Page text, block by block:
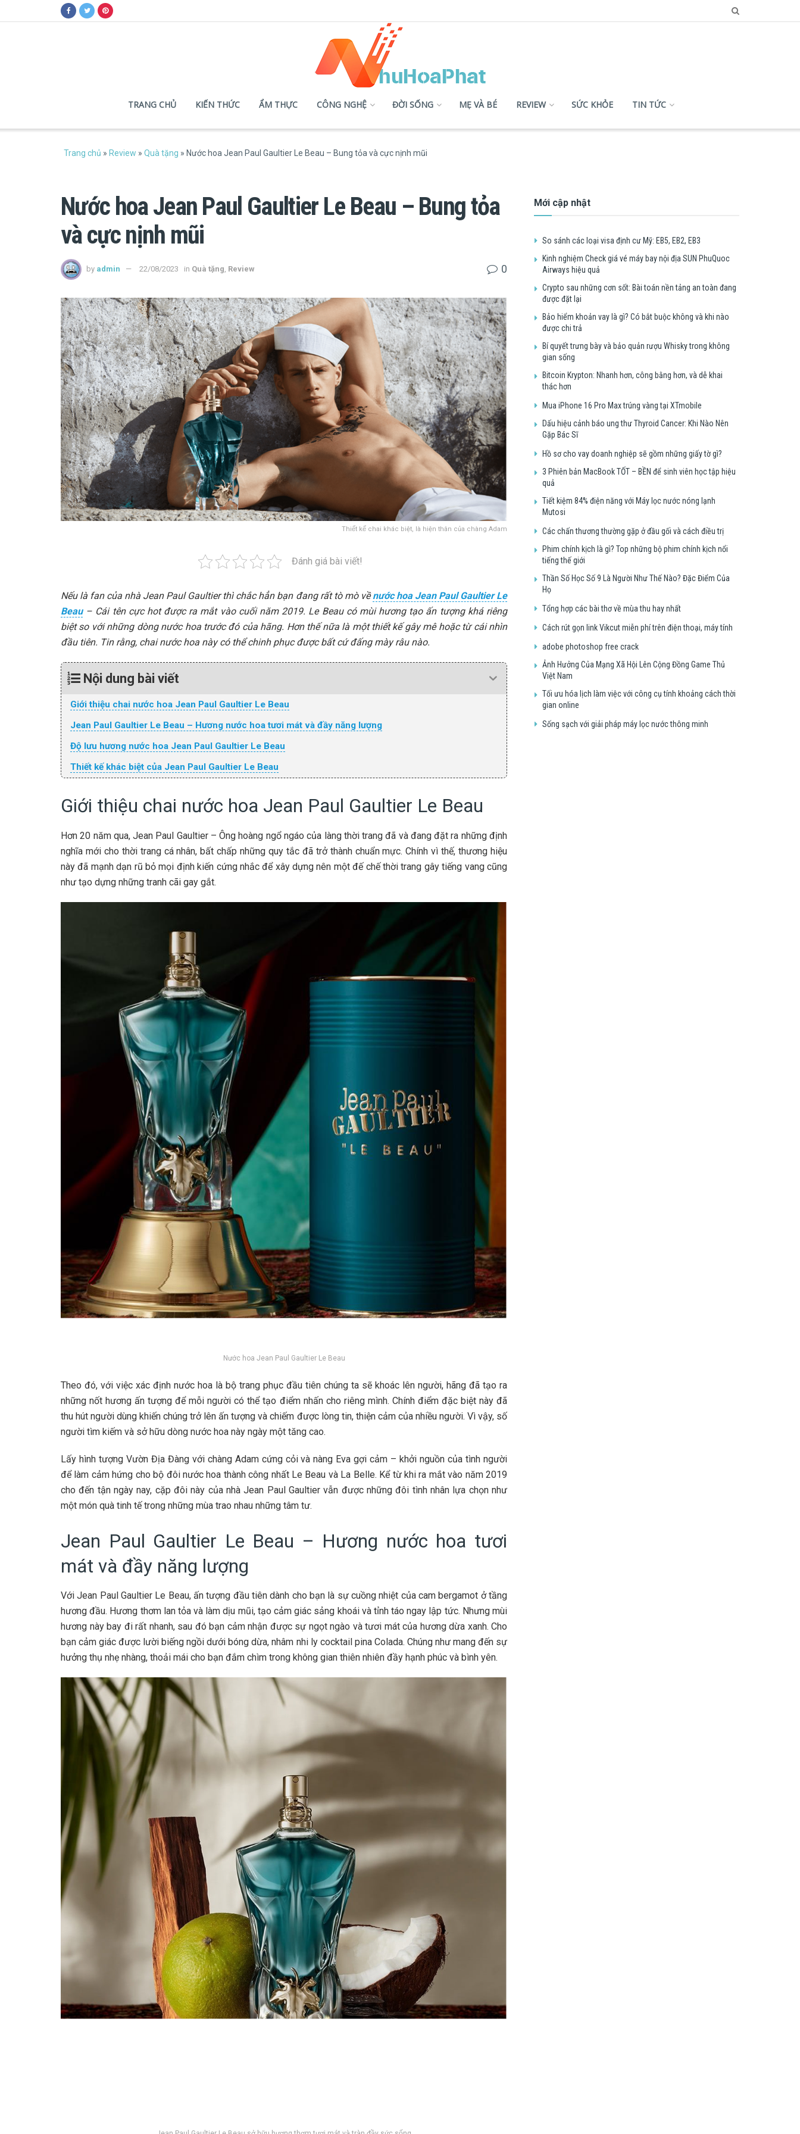
TRANG CHỦ KIẾN THỨC ẨM THỰC CÔNG NGHỆ ĐỜI SỐNG MẸ VÀ BÉ REVIEW SỨC KHỎE TIN TỨC
Trang chủ » Review » Quà tặng » Nước hoa Jean Paul Gaultier Le Beau – Bung tỏa và cực nịnh mũi
Nước hoa Jean Paul Gaultier Le Beau – Bung tỏa
và cực nịnh mũi
by admin 22/08/2023 in Quà tặng, Review 0
Thiết kế chai khác biệt, là hiện thân của chàng Adam
Đánh giá bài viết!
Nếu là fan của nhà Jean Paul Gaultier thì chắc hẳn bạn đang rất tò mò vềnước hoa Jean Paul Gaultier Le
Beau– Cái tên cực hot được ra mắt vào cuối năm 2019. Le Beau có mùi hương tạo ấn tượng khá riêng
biệt so với những dòng nước hoa trước đó của hãng. Hơn thế nữa là một thiết kế gây mê hoặc từ cái nhìn
đầu tiên. Tin rằng, chai nước hoa này có thể chinh phục được bất cứ đấng mày râu nào.
Nội dung bài viết
Giới thiệu chai nước hoa Jean Paul Gaultier Le Beau
Jean Paul Gaultier Le Beau – Hương nước hoa tươi mát và đầy năng lượng
Độ lưu hương nước hoa Jean Paul Gaultier Le Beau
Thiết kế khác biệt của Jean Paul Gaultier Le Beau
Giới thiệu chai nước hoa Jean Paul Gaultier Le Beau
Hơn 20 năm qua, Jean Paul Gaultier – Ông hoàng ngổ ngáo của làng thời trang đã và đang đặt ra những định
nghĩa mới cho thời trang cá nhân, bất chấp những quy tắc đã trở thành chuẩn mực. Chính vì thế, thương hiệu
này đã mạnh dạn rũ bỏ mọi định kiến ​​cứng nhắc để xây dựng nên một đế chế thời trang gây tiếng vang cũng
như tạo dựng những tranh cãi gay gắt.
Nước hoa Jean Paul Gaultier Le Beau
Theo đó, với việc xác định nước hoa là bộ trang phục đầu tiên chúng ta sẽ khoác lên người, hãng đã tạo ra
những nốt hương ấn tượng để mỗi người có thể tạo điểm nhấn cho riêng mình. Chính điểm đặc biệt này đã
thu hút người dùng khiến chúng trở lên ấn tượng và chiếm được lòng tin, thiện cảm của nhiều người. Vì vậy, số
người tìm kiếm và sở hữu dòng nước hoa này ngày một tăng cao.
Lấy hình tượng Vườn Địa Đàng với chàng Adam cứng cỏi và nàng Eva gợi cảm – khởi nguồn của tình người
để làm cảm hứng cho bộ đôi nước hoa thành công nhất Le Beau và La Belle. Kể từ khi ra mắt vào năm 2019
cho đến tận ngày nay, cặp đôi này của nhà Jean Paul Gaultier vẫn được những đôi tình nhân lựa chọn như
một món quà tinh tế trong những mùa trao nhau những tâm tư.
Jean Paul Gaultier Le Beau – Hương nước hoa tươi
mát và đầy năng lượng
Với Jean Paul Gaultier Le Beau, ấn tượng đầu tiên dành cho bạn là sự cuồng nhiệt của cam bergamot ở tầng
hương đầu. Hương thơm lan tỏa và làm dịu mũi, tạo cảm giác sảng khoái và tỉnh táo ngay lập tức. Nhưng mùi
hương này bay đi rất nhanh, sau đó bạn cảm nhận được sự ngọt ngào và tươi mát của hương dừa xanh. Cho
bạn cảm giác được lười biếng ngồi dưới bóng dừa, nhâm nhi ly cocktail pina Colada. Chúng như mang đến sự
hưởng thụ nhẹ nhàng, thoải mái cho bạn đắm chìm trong không gian thiên nhiên đầy hạnh phúc và bình yên.
Mới cập nhật
So sánh các loại visa định cư Mỹ: EB5, EB2, EB3
Kinh nghiệm Check giá vé máy bay nội địa SUN PhuQuoc
Airways hiệu quả
Crypto sau những cơn sốt: Bài toán nền tảng an toàn đang
được đặt lại
Bảo hiểm khoản vay là gì? Có bắt buộc không và khi nào
được chi trả
Bí quyết trưng bày và bảo quản rượu Whisky trong không
gian sống
Bitcoin Krypton: Nhanh hơn, công bằng hơn, và dễ khai
thác hơn
Mua iPhone 16 Pro Max trúng vàng tại XTmobile
Dấu hiệu cảnh báo ung thư Thyroid Cancer: Khi Nào Nên
Gặp Bác Sĩ
Hồ sơ cho vay doanh nghiệp sẽ gồm những giấy tờ gì?
3 Phiên bản MacBook TỐT – BỀN để sinh viên học tập hiệu
quả
Tiết kiệm 84% điện năng với Máy lọc nước nóng lạnh
Mutosi
Các chấn thương thường gặp ở đầu gối và cách điều trị
Phim chính kịch là gì? Top những bộ phim chính kịch nổi
tiếng thế giới
Thần Số Học Số 9 Là Người Như Thế Nào? Đặc Điểm Của
Họ
Tổng hợp các bài thơ về mùa thu hay nhất
Cách rút gọn link Vikcut miễn phí trên điện thoại, máy tính
adobe photoshop free crack
Ảnh Hưởng Của Mạng Xã Hội Lên Cộng Đồng Game Thủ
Việt Nam
Tối ưu hóa lịch làm việc với công cụ tính khoảng cách thời
gian online
Sống sạch với giải pháp máy lọc nước thông minh